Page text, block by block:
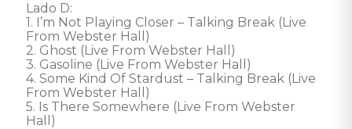
Lado D:
1. I’m Not Playing Closer – Talking Break (Live
From Webster Hall)
2. Ghost (Live From Webster Hall)
3. Gasoline (Live From Webster Hall)
4. Some Kind Of Stardust – Talking Break (Live
From Webster Hall)
5. Is There Somewhere (Live From Webster
Hall)